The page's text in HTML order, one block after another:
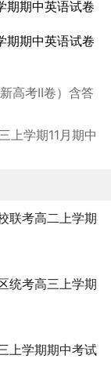
高考II卷）含答
上学期11月期中
联考高二上学期
统考高三上学期
上学期期中考试